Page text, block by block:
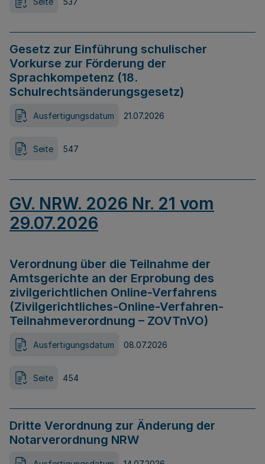
Gesetz zur Einführung schulischer
Vorkurse zur Förderung der
Sprachkompetenz (18.
Schulrechtsänderungsgesetz)
Ausfertigungsdatum 21.07.2026
Seite 547
GV. NRW. 2026 Nr. 21 vom
29.07.2026
Verordnung über die Teilnahme der
Amtsgerichte an der Erprobung des
zivilgerichtlichen Online-Verfahrens
(Zivilgerichtliches-Online-Verfahren-
Teilnahmeverordnung – ZOVTnVO)
Ausfertigungsdatum 08.07.2026
Seite 454
Dritte Verordnung zur Änderung der
Notarverordnung NRW